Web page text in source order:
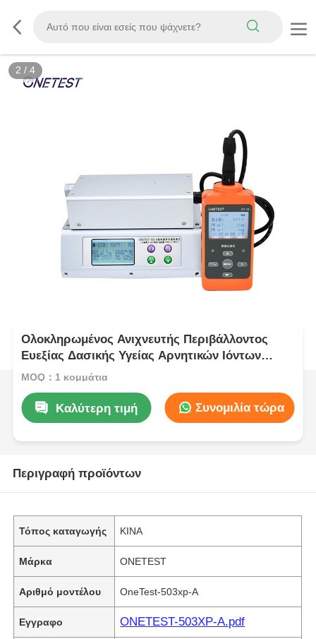
2 / 4
Ολοκληρωμένος Ανιχνευτής Περιβάλλοντος
Ευεξίας Δασικής Υγείας Αρνητικών Ιόντων
PM2.5 PM10
MOQ：1 κομμάτια
Καλύτερη τιμή Συνομιλία τώρα
Περιγραφή προϊόντων
Τόπος καταγωγής ΚΙΝΑ
Μάρκα ONETEST
Αριθμό μοντέλου OneTest-503xp-A
Εγγραφο ONETEST-503XP-A.pdf